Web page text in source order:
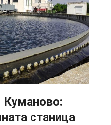
Куманово:
станица